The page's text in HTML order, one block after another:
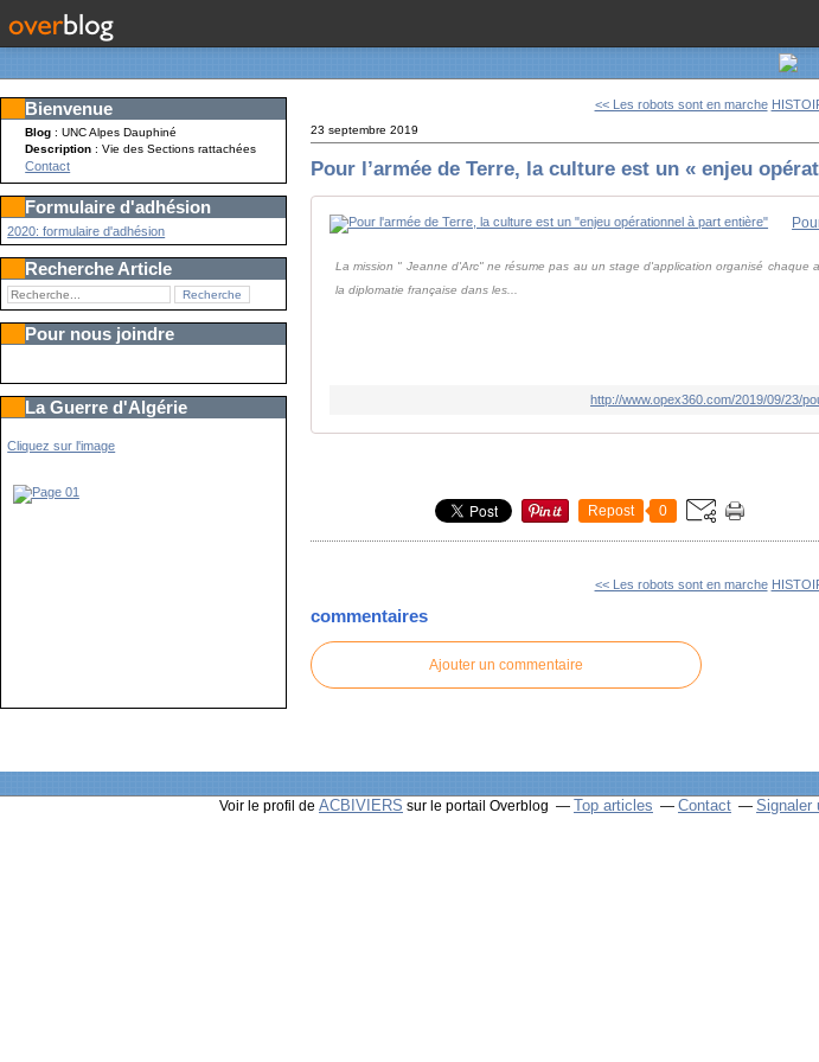
Bienvenue
Blog : UNC Alpes Dauphiné
Description: Vie des Sections rattachées
Contact
Formulaire d'adhésion
2020: formulaire d'adhésion
Recherche Article
Pour nous joindre
La Guerre d'Algérie
Cliquez sur l'image
<< Les robots sont en marche
23 septembre 2019
Pour l’armée de Terre, la culture est un « enjeu
La mission " Jeanne d'Arc" ne résume pas au un stage d'application organisé
la diplomatie française dans les...
http://www.opex360.com/2019/09/23/
Repost 0
<< Les robots sont en marche
commentaires
Ajouter un commentaire
Voir le profil de ACBIVIERS sur le portail Overblog Top articles Contact Signaler